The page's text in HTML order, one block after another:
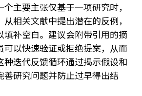
主要主张仅基于一项研究时，
相关文献中提出潜在的反例，
填补空白。建议会附带引用的摘
可以快速验证或拒绝提案，从而
种迭代反馈循环通过揭示假设和
善研究问题并防止过早得出结